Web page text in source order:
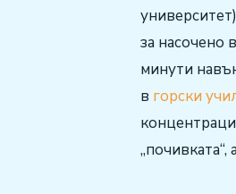
за насочено
минути
в горски